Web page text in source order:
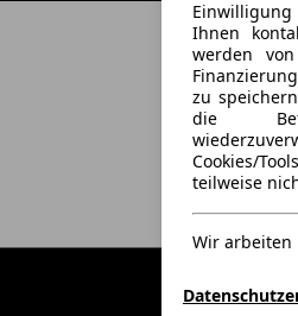
Ihnen
werden
zu
die
Cookies/
teilweise
Wir arbeiten